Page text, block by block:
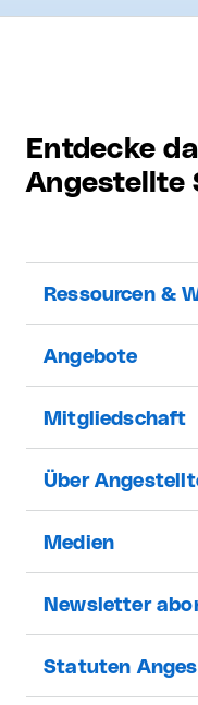
Entdecke
Angestellte
Ressourcen &
Angebote
Mitgliedschaft
Über
Medien
Newsletter
Statuten